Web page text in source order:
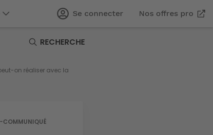
Se connecter Nos offres pro
RECHERCHE
on réaliser avec la
COMMUNIQUÉ